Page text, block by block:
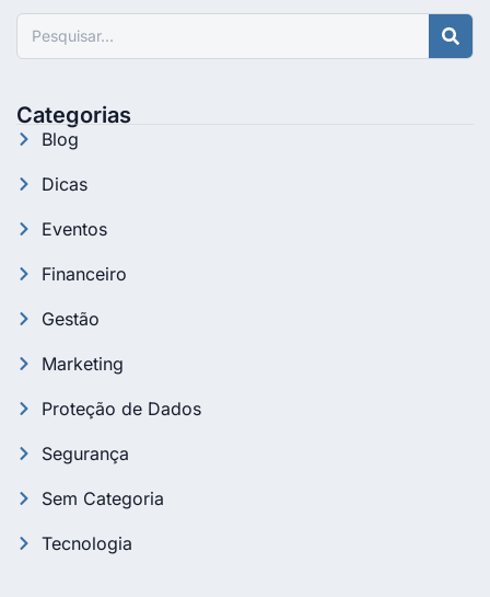
Pesquisar
Categorias
Blog
Dicas
Eventos
Financeiro
Gestão
Marketing
Proteção de Dados
Segurança
Sem Categoria
Tecnologia